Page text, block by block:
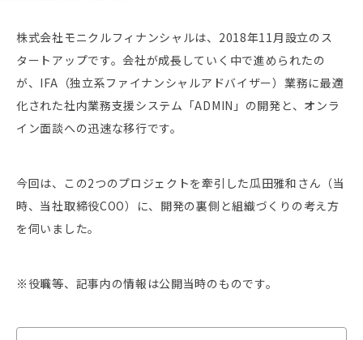
株式会社モニクルフィナンシャルは、2018年11月設立のス
タートアップです。会社が成長していく中で進められたの
が、IFA（独立系ファイナンシャルアドバイザー）業務に最適
化された社内業務支援システム「ADMIN」の開発と、オンラ
イン面談への迅速な移行です。
今回は、この2つのプロジェクトを牽引した瓜田雅和さん（当
時、当社取締役COO）に、開発の裏側と組織づくりの考え方
を伺いました。
※役職等、記事内の情報は公開当時のものです。